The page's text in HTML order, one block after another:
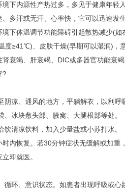
内源性产热过多，多见于健康年轻
多汗或无汗、心率快，它可以迅速发生
体温调节功能障碍引起散热减少(如
度≥41℃)、皮肤干燥(早期可以湿润)，
衰竭、肝衰竭、DIC或多器官功能衰竭
?
凉、通风的地方，平躺解衣，以利呼
冰块敷头部、腋窝、大腿根部等处。
清凉饮料，加入少量盐或小苏打水。
恢复。若30分钟症状无缓解或加重
即就医。
、意识状态。如患者出现呼吸或心